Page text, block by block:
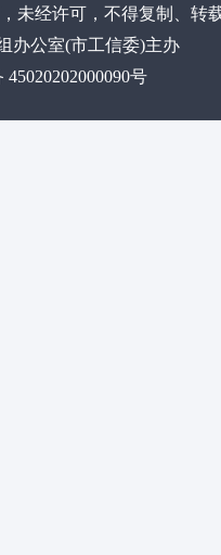
未经许可，不得复制、转
办公室(市工信委)主办
号